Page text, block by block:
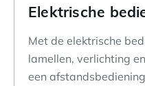
Elektrische
Met de elektrische
lamellen, verlichting
een